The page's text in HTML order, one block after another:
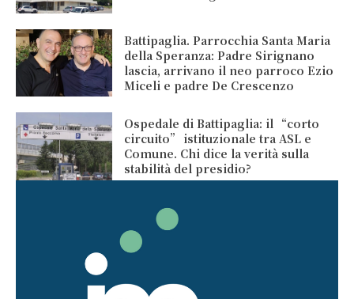
Battipaglia. Parrocchia Santa Maria
della Speranza: Padre Sirignano
lascia, arrivano il neo parroco Ezio
Miceli e padre De Crescenzo
Ospedale di Battipaglia: il “corto
circuito” istituzionale tra ASL e
Comune. Chi dice la verità sulla
stabilità del presidio?